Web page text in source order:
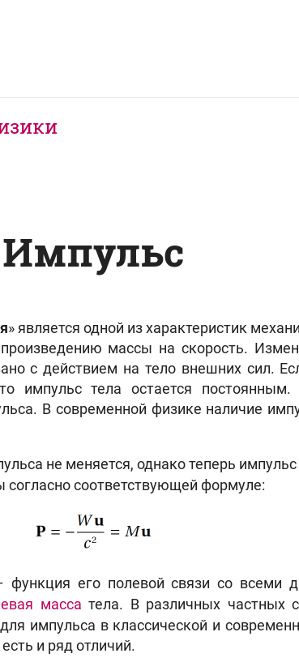
Импульс
» является одной из характеристик
массы на скорость.
с действием на тело внешних сил.
импульс тела остается постоянным.
В современной физике наличие
не меняется, однако теперь импульс
соответствующей формуле:
его полевой связи со всеми
масса тела. В различных частных
импульса в классической и
и ряд отличий.